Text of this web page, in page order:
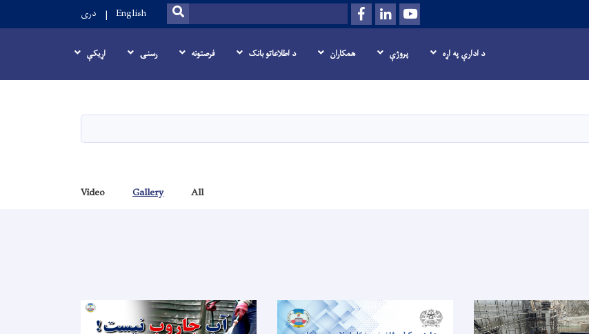
Youtube
LinkedIn
Facebook
Search
SEARCH
English دری
د ادارې په اړه پروژې همکاران د اطلاعاتو بانک فرصتونه رسنۍ اړيکې
All
Gallery
Video